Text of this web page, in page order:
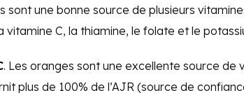
sont une bonne source de plusieurs
vitamine C, la thiamine, le folate et le
. Les oranges sont une excellente source de
plus de 100% de l’AJR (source de